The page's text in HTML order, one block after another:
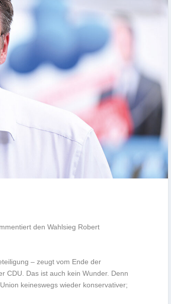
den Wahlsieg Robert
– zeugt vom Ende der
CDU. Das ist auch kein Wunder. Denn
keineswegs wieder konservativer;